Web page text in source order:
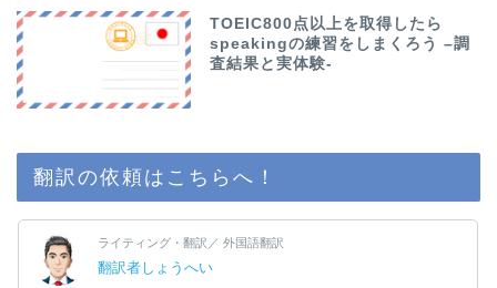
TOEIC800点以上を取得したら
speakingの練習をしまくろう –調
査結果と実体験-
翻訳の依頼はこちらへ！